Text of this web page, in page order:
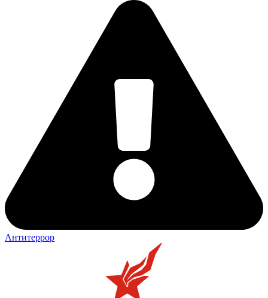
Антитеррор